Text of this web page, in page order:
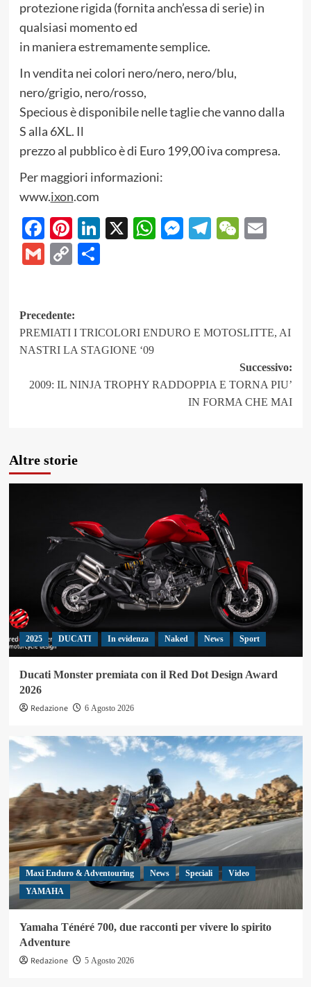
protezione rigida (fornita anch’essa di serie) in
qualsiasi momento ed
in maniera estremamente semplice.
In vendita nei colori nero/nero, nero/blu,
nero/grigio, nero/rosso,
Specious è disponibile nelle taglie che vanno dalla
S alla 6XL. Il
prezzo al pubblico è di Euro 199,00 iva compresa.
Per maggiori informazioni:
www.ixon.com
Facebook
Pinterest
LinkedIn
X WhatsApp
Messenger
Telegram
Gmail
CopyShare
Navigazione
articolo
Precedente:
PREMIATI I TRICOLORI ENDURO E MOTOSLITTE, AI
NASTRI LA STAGIONE ‘09
Successivo:
2009: IL NINJA TROPHY RADDOPPIA E TORNA PIU’
IN FORMA CHE MAI
Altre storie
2025 DUCATI In evidenza Naked News Sport
Ducati Monster premiata con il Red Dot Design Award
2026
Redazione
6 Agosto 2026
Maxi Enduro & Adventouring News Speciali
Video
YAMAHA
Yamaha Ténéré 700, due racconti per vivere lo spirito
Adventure
Redazione
5 Agosto 2026